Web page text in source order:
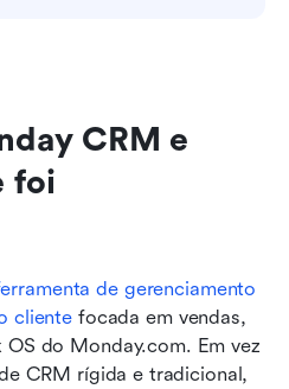
CRM e
foi
de gerenciamento
cliente focada em vendas,
do Monday.com. Em vez
CRM rígida e tradicional,